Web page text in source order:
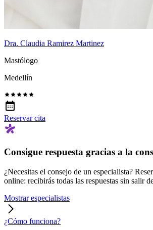
Dra. Claudia Ramirez Martinez
Mastólogo
Medellín
Reservar cita
Consigue respuesta gracias a la
¿Necesitas el consejo de un especialista?
online: recibirás todas las respuestas sin salir
Mostrar especialistas
¿Cómo funciona?